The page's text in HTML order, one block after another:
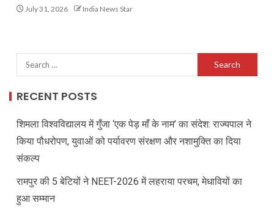
July 31, 2026 India News Star
RECENT POSTS
शिमला विश्वविद्यालय में गुँजा ‘एक पेड़ माँ के नाम’ का संदेश: राज्यपाल ने
किया पौधरोपण, युवाओं को पर्यावरण संरक्षण और नशामुक्ति का दिया
संकल्प
रामपुर की 5 बेटियों ने NEET-2026 में लहराया परचम, मेधावियों का
हुआ सम्मान